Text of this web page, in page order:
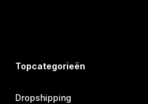
Topcategorieën
Dropshipping